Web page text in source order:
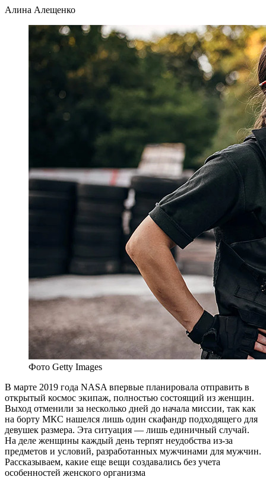
Алина Алещенко
Фото Getty Images
В марте 2019 года NASA впервые планировала отправить в
открытый космос экипаж, полностью состоящий из женщин.
Выход отменили за несколько дней до начала миссии, так как
на борту МКС нашелся лишь один скафандр подходящего для
девушек размера. Эта ситуация — лишь единичный случай.
На деле женщины каждый день терпят неудобства из-за
предметов и условий, разработанных мужчинами для мужчин.
Рассказываем, какие еще вещи создавались без учета
особенностей женского организма